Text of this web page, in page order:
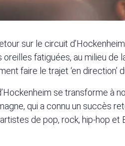
sur le circuit
fatiguées, au milieu de
faire le trajet ‘en direction’
se transforme à
qui a connu un succès
de pop, rock, hip-hop et